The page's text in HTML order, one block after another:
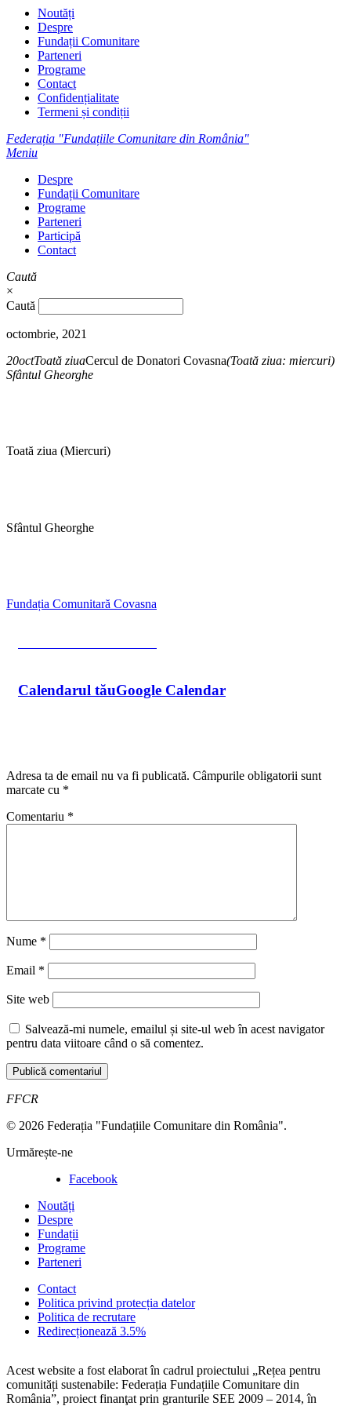
Noutăți
Despre
Fundații Comunitare
Parteneri
Programe
Contact
Confidențialitate
Termeni și condiții
Federația "Fundațiile Comunitare din România"
Meniu
Despre
Fundații Comunitare
Programe
Parteneri
Participă
Contact
Caută
×
Caută
octombrie, 2021
20octToată ziuaCercul de Donatori Covasna(Toată ziua: miercuri)
Sfântul Gheorghe
Toată ziua (Miercuri)
Sfântul Gheorghe
Fundația Comunitară Covasna
Calendarul tăuGoogle Calendar
Adresa ta de email nu va fi publicată. Câmpurile obligatorii sunt
marcate cu *
Comentariu *
Nume *
Email *
Site web
Salvează-mi numele, emailul și site-ul web în acest navigator
pentru data viitoare când o să comentez.
FFCR
© 2026 Federația "Fundațiile Comunitare din România".
Urmărește-ne
Facebook
Noutăți
Despre
Fundații
Programe
Parteneri
Contact
Politica privind protecția datelor
Politica de recrutare
Redirecționează 3.5%
Acest website a fost elaborat în cadrul proiectului „Rețea pentru
comunități sustenabile: Federația Fundațiile Comunitare din
România”, proiect finanţat prin granturile SEE 2009 – 2014, în